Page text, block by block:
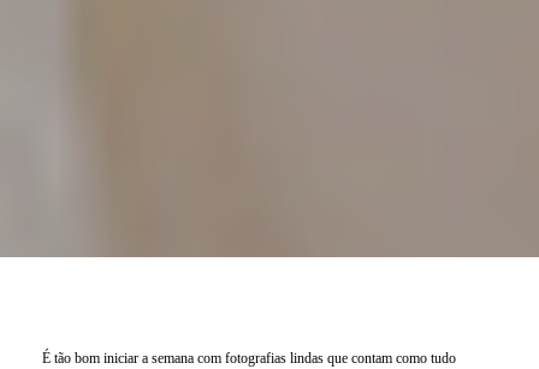
É tão bom iniciar a semana com fotografias lindas que contam como tudo